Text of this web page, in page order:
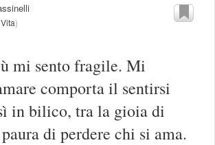
Vita)
mi sento fragile. Mi
comporta il sentirsi
in bilico, tra la gioia di
di perdere chi si ama.